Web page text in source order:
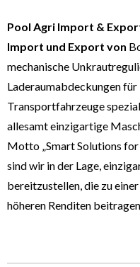
Pool Agri Import &
Import und Export von
mechanische
Laderaumabdeckungen
Transportfahrzeuge
allesamt einzigartige
Motto „Smart Solutions
sind wir in der Lage,
bereitzustellen, die zu
höheren Renditen